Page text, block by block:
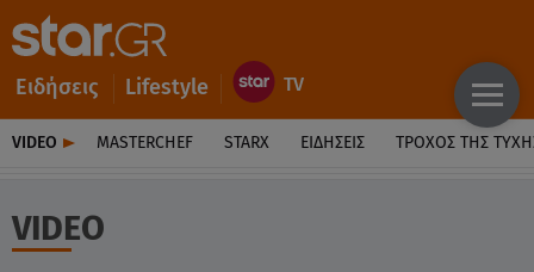
Ειδήσεις Lifestyle
VIDEO MASTERCHEF STARX ΕΙΔΉΣΕΙΣ ΤΡΟΧΌΣ ΤΗΣ
VIDEO